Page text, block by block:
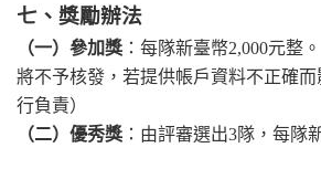
七、獎勵辦法
（一）參加獎 ：每隊新臺幣2,000元整
將不予核發，若提供帳戶資料不正確
行負責）
（二）優秀獎 ：由評審選出3隊，每隊